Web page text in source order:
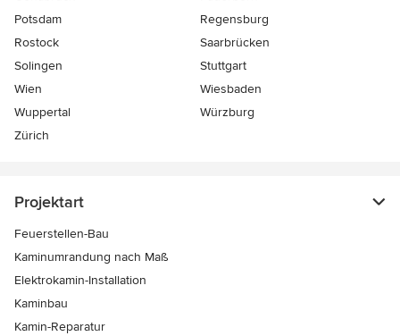
Potsdam
Regensburg
Rostock
Saarbrücken
Solingen
Stuttgart
Wien
Wiesbaden
Wuppertal
Würzburg
Zürich
Projektart
Feuerstellen-Bau
Kaminumrandung nach Maß
Elektrokamin-Installation
Kaminbau
Kamin-Reparatur